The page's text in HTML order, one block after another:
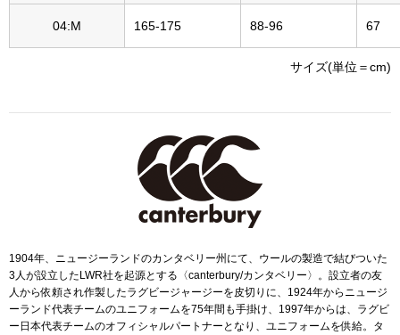
ズ
ファッション
帽子
スカーフ／ス
手袋
04:M 165-175 88-96 67
サイズ(単位＝cm)
1904年、ニュージーランドのカンタベリー州にて、ウールの製造で結びついた
3人が設立したLWR社を起源とする〈canterbury/カンタベリー〉。設立者の友
人から依頼され作製したラグビージャージーを皮切りに、1924年からニュージ
ーランド代表チームのユニフォームを75年間も手掛け、1997年からは、ラグビ
ー日本代表チームのオフィシャルパートナーとなり、ユニフォームを供給。タ